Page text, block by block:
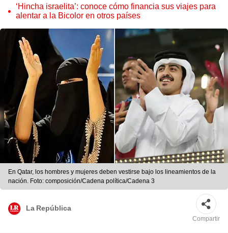
‘Hincha israelita’: conoce cómo financia sus viajes para
alentar a la Bicolor en otros países
En Qatar, los hombres y mujeres deben vestirse bajo los lineamientos de la
nación. Foto: composición/Cadena política/Cadena 3
La República
Compartir